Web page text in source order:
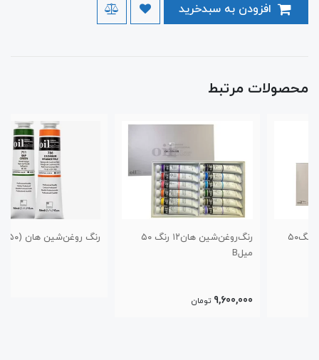
محصولات مرتبط
رنگ‌روغن‌شین هان‌۱۲ رنگ ۵۰
تومان
رنگ روغن‌شین هان (۵۰میل)